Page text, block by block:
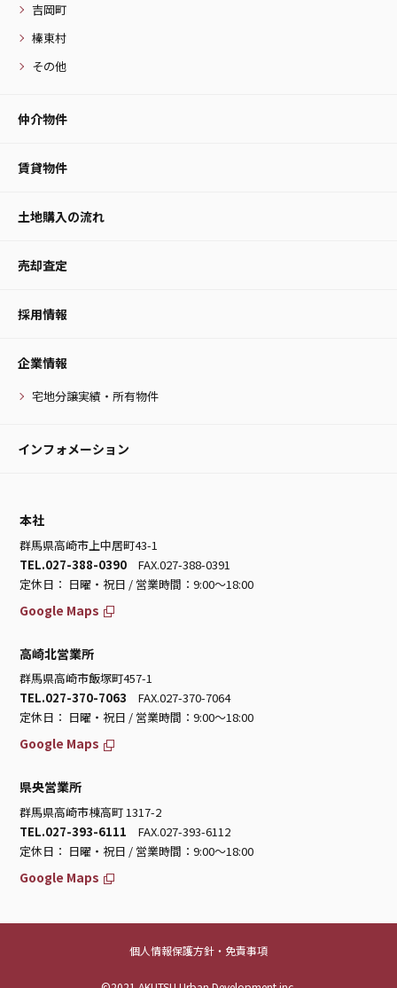
吉岡町
榛東村
その他
仲介物件
賃貸物件
土地購入の流れ
売却査定
採用情報
企業情報
宅地分譲実績・所有物件
インフォメーション
本社
群馬県高崎市上中居町43-1
TEL.027-388-0390 FAX.027-388-0391
定休日： 日曜・祝日 / 営業時間：9:00～18:00
Google Maps
高崎北営業所
群馬県高崎市飯塚町457-1
TEL.027-370-7063 FAX.027-370-7064
定休日： 日曜・祝日 / 営業時間：9:00～18:00
Google Maps
県央営業所
群馬県高崎市棟高町 1317-2
TEL.027-393-6111 FAX.027-393-6112
定休日： 日曜・祝日 / 営業時間：9:00～18:00
Google Maps
個人情報保護方針・免責事項